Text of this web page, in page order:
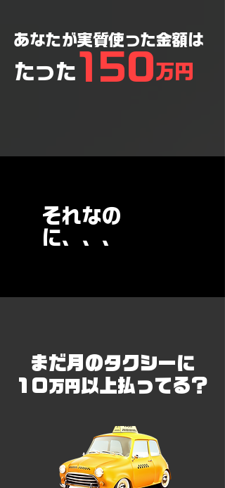
​あなたが実質使った金額は
​たった 150​万円
​それなの
に、、、
まだ月のタクシーに
10万円 以上払ってる？